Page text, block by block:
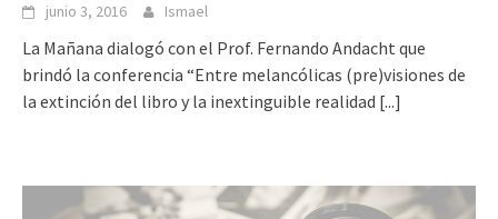
junio 3, 2016 Ismael
La Mañana dialogó con el Prof. Fernando Andacht que
brindó la conferencia “Entre melancólicas (pre)visiones de
la extinción del libro y la inextinguible realidad [...]